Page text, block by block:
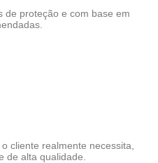
de proteção e com base em
cliente realmente necessita,
de alta qualidade.